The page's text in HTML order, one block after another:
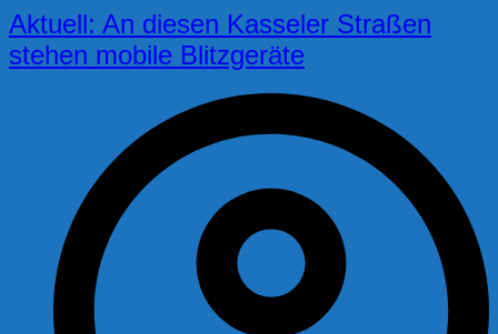
Aktuell: An diesen Kasseler Straßen
stehen mobile Blitzgeräte